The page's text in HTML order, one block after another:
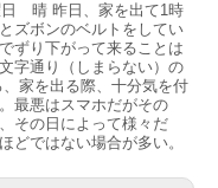
晴 昨日、家を出て1時
ズボンのベルトをしてい
ずり下がって来ることは
字通り（しまらない）の
家を出る際、十分気を付
最悪はスマホだがその
その日によって様々だ
どではない場合が多い。